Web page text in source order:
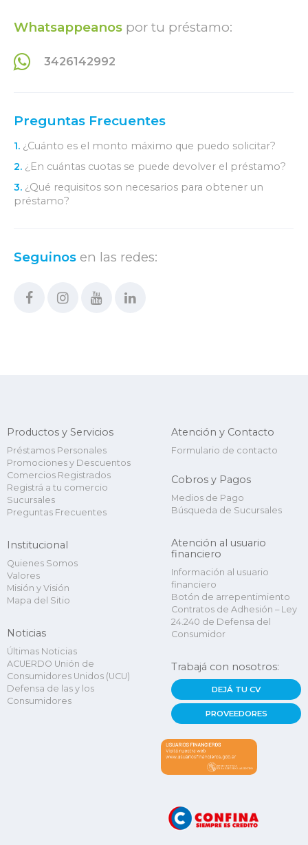
Whatsappeanos por tu préstamo:
3426142992
Preguntas Frecuentes
1. ¿Cuánto es el monto máximo que puedo solicitar?
2. ¿En cuántas cuotas se puede devolver el préstamo?
3. ¿Qué requisitos son necesarios para obtener un
préstamo?
Seguinos en las redes:
Productos y Servicios
Préstamos Personales
Promociones y Descuentos
Comercios Registrados
Registrá a tu comercio
Sucursales
Preguntas Frecuentes
Institucional
Quienes Somos
Valores
Misión y Visión
Mapa del Sitio
Noticias
Últimas Noticias
ACUERDO Unión de
Consumidores Unidos (UCU)
Defensa de las y los
Consumidores
Atención y Contacto
Formulario de contacto
Cobros y Pagos
Medios de Pago
Búsqueda de Sucursales
Atención al usuario
financiero
Información al usuario
financiero
Botón de arrepentimiento
Contratos de Adhesión – Ley
24.240 de Defensa del
Consumidor
Trabajá con nosotros:
DEJÁ TU CV
PROVEEDORES